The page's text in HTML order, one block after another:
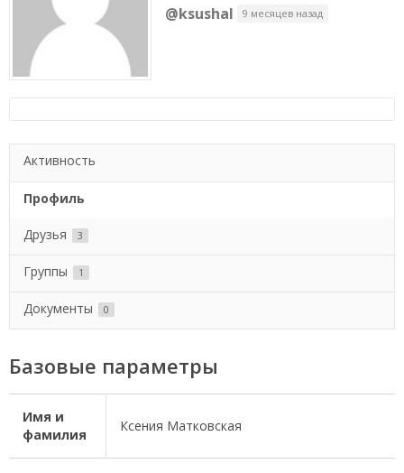
@ksushal 9 месяцев назад
Активность
Профиль
Друзья 3
Группы 1
Документы 0
Базовые параметры
Имя и
фамилия
Ксения Матковская